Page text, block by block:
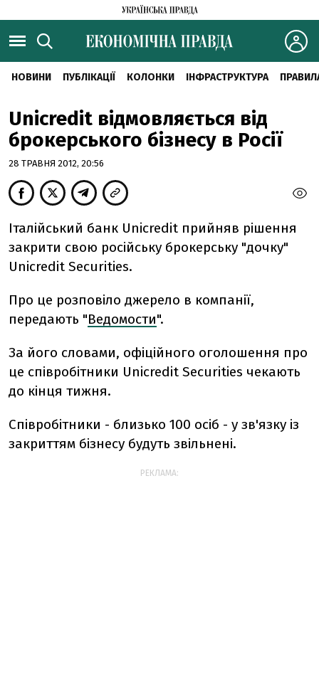
НОВИНИ ПУБЛІКАЦІЇ КОЛОНКИ ІНФРАСТРУКТУРА
Unicredit відмовляється від
брокерського бізнесу в Росії
28 ТРАВНЯ 2012, 20:56
Італійський банк Unicredit прийняв рішення
закрити свою російську брокерську "дочку"
Unicredit Securities.
Про це розповіло джерело в компанії,
передають "Ведомости".
За його словами, офіційного оголошення про
це співробітники Unicredit Securities чекають
до кінця тижня.
Співробітники - близько 100 осіб - у зв'язку із
закриттям бізнесу будуть звільнені.
РЕКЛАМА: